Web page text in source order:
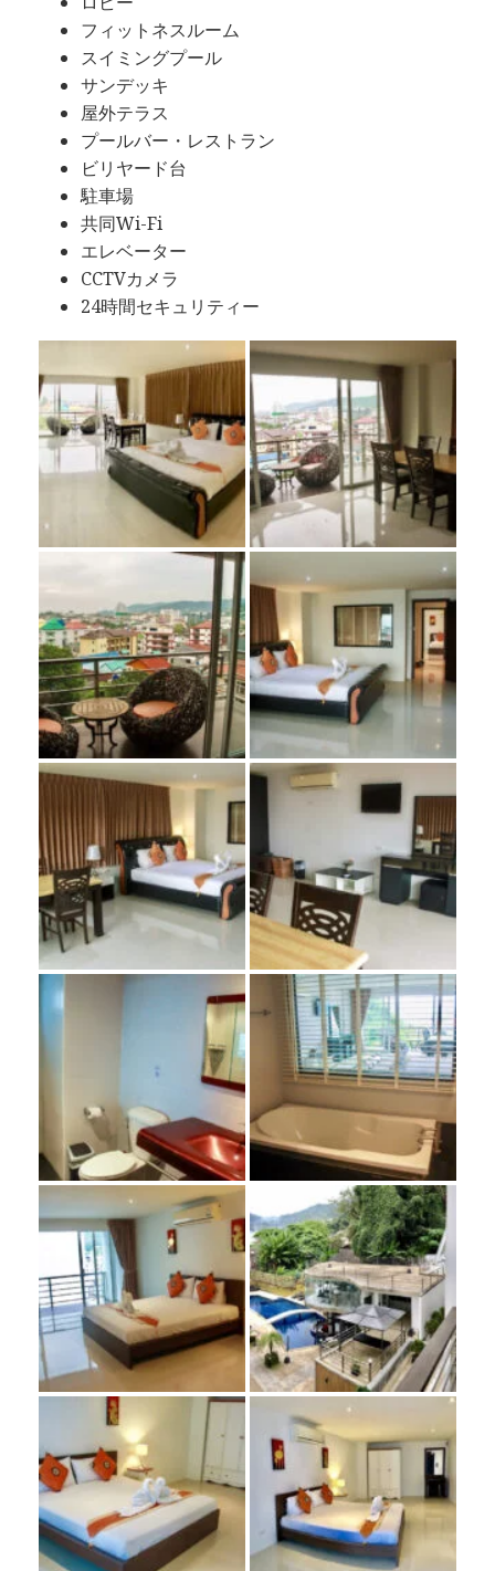
フィットネスルーム
スイミングプール
サンデッキ
屋外テラス
プールバー・レストラン
ビリヤード台
駐車場
共同Wi-Fi
エレベーター
CCTVカメラ
24時間セキュリティー